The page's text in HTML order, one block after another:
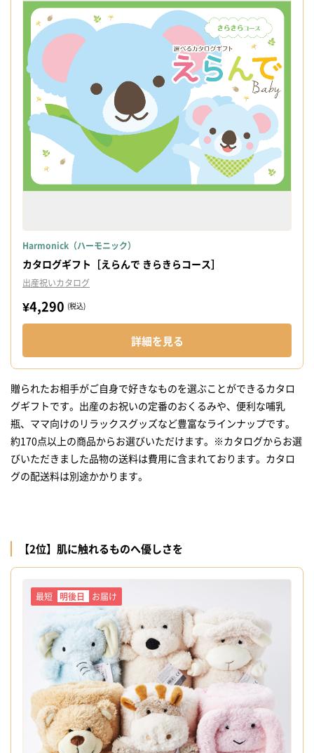
Harmonick（ハーモニック）
カタログギフト［えらんで きらきらコース］
出産祝いカタログ
¥4,290 (税込)
詳細を見る
贈られたお相手がご自身で好きなものを選ぶことができるカタロ
グギフトです。出産のお祝いの定番のおくるみや、便利な哺乳
瓶、ママ向けのリラックスグッズなど豊富なラインナップです。
約170点以上の商品からお選びいただけます。※カタログからお選
びいただきました品物の送料は費用に含まれております。カタロ
【2位】肌に触れるものへ優しさを
最短 明後日 お届け